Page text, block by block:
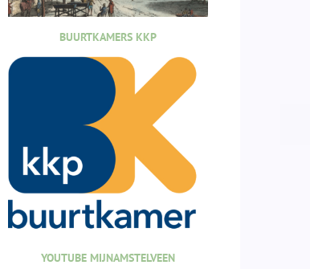
BUURTKAMERS KKP
YOUTUBE MIJNAMSTELVEEN